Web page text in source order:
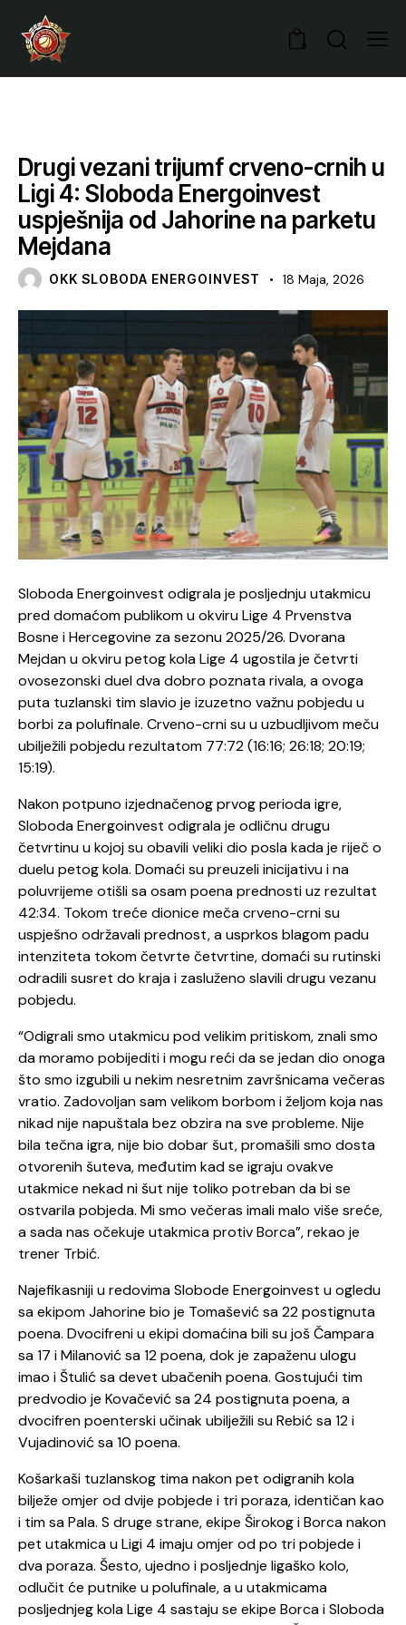
0
Drugi vezani trijumf crveno-crnih u
Ligi 4: Sloboda Energoinvest
uspješnija od Jahorine na parketu
Mejdana
OKK SLOBODA ENERGOINVEST 18 Maja, 2026
Sloboda Energoinvest odigrala je posljednju utakmicu
pred domaćom publikom u okviru Lige 4 Prvenstva
Bosne i Hercegovine za sezonu 2025/26. Dvorana
Mejdan u okviru petog kola Lige 4 ugostila je četvrti
ovosezonski duel dva dobro poznata rivala, a ovoga
puta tuzlanski tim slavio je izuzetno važnu pobjedu u
borbi za polufinale. Crveno-crni su u uzbudljivom meču
ubilježili pobjedu rezultatom 77:72 (16:16; 26:18; 20:19;
15:19).
Nakon potpuno izjednačenog prvog perioda igre,
Sloboda Energoinvest odigrala je odličnu drugu
četvrtinu u kojoj su obavili veliki dio posla kada je riječ o
duelu petog kola. Domaći su preuzeli inicijativu i na
poluvrijeme otišli sa osam poena prednosti uz rezultat
42:34. Tokom treće dionice meča crveno-crni su
uspješno održavali prednost, a usprkos blagom padu
intenziteta tokom četvrte četvrtine, domaći su rutinski
odradili susret do kraja i zasluženo slavili drugu vezanu
pobjedu.
“Odigrali smo utakmicu pod velikim pritiskom, znali smo
da moramo pobijediti i mogu reći da se jedan dio onoga
što smo izgubili u nekim nesretnim završnicama večeras
vratio. Zadovoljan sam velikom borbom i željom koja nas
nikad nije napuštala bez obzira na sve probleme. Nije
bila tečna igra, nije bio dobar šut, promašili smo dosta
otvorenih šuteva, međutim kad se igraju ovakve
utakmice nekad ni šut nije toliko potreban da bi se
ostvarila pobjeda. Mi smo večeras imali malo više sreće,
a sada nas očekuje utakmica protiv Borca”, rekao je
trener Trbić.
Najefikasniji u redovima Slobode Energoinvest u ogledu
sa ekipom Jahorine bio je Tomašević sa 22 postignuta
poena. Dvocifreni u ekipi domaćina bili su još Čampara
sa 17 i Milanović sa 12 poena, dok je zapaženu ulogu
imao i Štulić sa devet ubačenih poena. Gostujući tim
predvodio je Kovačević sa 24 postignuta poena, a
dvocifren poenterski učinak ubilježili su Rebić sa 12 i
Vujadinović sa 10 poena.
Košarkaši tuzlanskog tima nakon pet odigranih kola
bilježe omjer od dvije pobjede i tri poraza, identičan kao
i tim sa Pala. S druge strane, ekipe Širokog i Borca nakon
pet utakmica u Ligi 4 imaju omjer od po tri pobjede i
dva poraza. Šesto, ujedno i posljednje ligaško kolo,
odlučit će putnike u polufinale, a u utakmicama
posljednjeg kola Lige 4 sastaju se ekipe Borca i Sloboda